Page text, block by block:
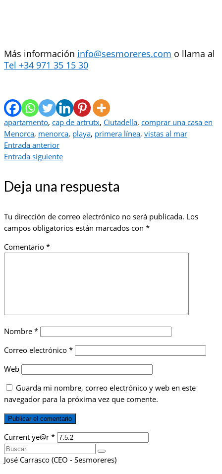
Más información info@sesmoreres.com o llama al
Tel +34 971 35 15 30
apartamento, cap de artrutx, Ciutadella, comprar una casa en
Menorca, menorca, playa, primera línea, vistas al mar
Entrada anterior
Entrada siguiente
Deja una respuesta
Tu dirección de correo electrónico no será publicada. Los
campos obligatorios están marcados con *
Comentario *
Nombre *
Correo electrónico *
Web
Guarda mi nombre, correo electrónico y web en este
navegador para la próxima vez que comente.
Current ye@r *
Buscar
por:
José Carrasco (CEO - Sesmoreres)